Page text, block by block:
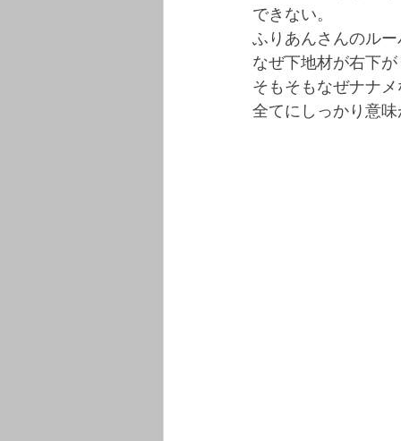
できない。
ふりあんさんのル
なぜ下地材が右下
そもそもなぜナナ
全てにしっかり意